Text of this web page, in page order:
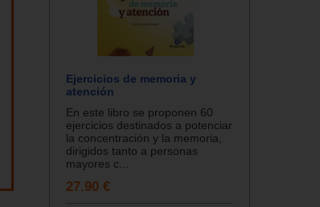
Ejercicios de memoria y
atención
En este libro se proponen 60
ejercicios destinados a potenciar
la concentración y la memoria,
dirigidos tanto a personas
mayores c...
27.90 €